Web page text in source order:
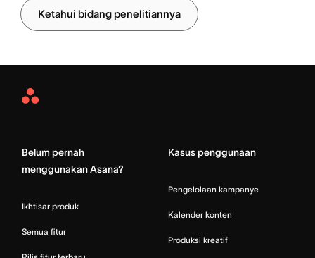
Ketahui bidang penelitiannya
Asana
Belum pernah
menggunakan Asana?
Ikhtisar produk
Semua fitur
Kasus penggunaan
Pengelolaan kampanye
Kalender konten
Produksi kreatif